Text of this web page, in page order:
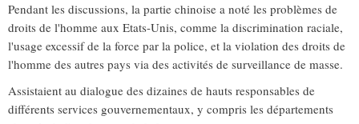
Pendant les discussions, la partie chinoise a noté les problèmes de
droits de l'homme aux Etats-Unis, comme la discrimination raciale,
l'usage excessif de la force par la police, et la violation des droits de
l'homme des autres pays via des activités de surveillance de masse.
Assistaient au dialogue des dizaines de hauts responsables de
différents services gouvernementaux, y compris les départements